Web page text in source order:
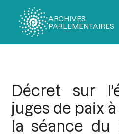
ARCHIVES
PARLEMENTAIRES
Décret sur
juges de paix
la séance du